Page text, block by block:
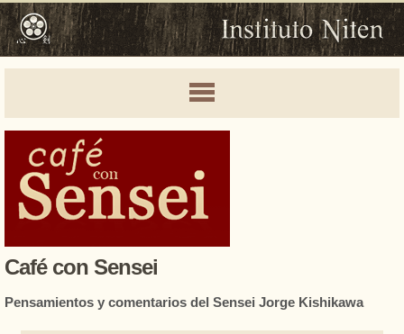
Café con Sensei
Pensamientos y comentarios del Sensei Jorge Kishikawa